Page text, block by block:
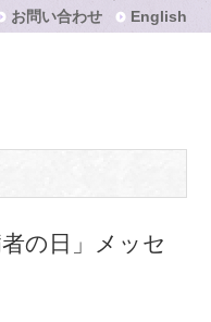
お問い合わせ English
の日」メッセ